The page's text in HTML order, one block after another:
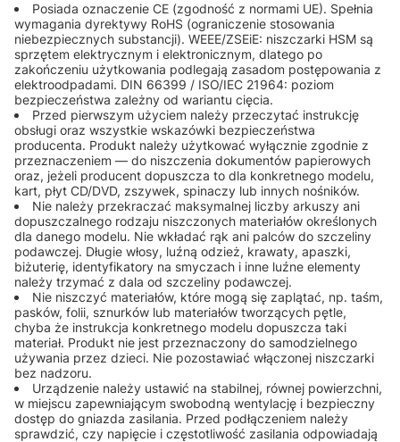
Posiada oznaczenie CE (zgodność z normami UE). Spełnia
wymagania dyrektywy RoHS (ograniczenie stosowania
niebezpiecznych substancji). WEEE/ZSEiE: niszczarki HSM są
sprzętem elektrycznym i elektronicznym, dlatego po
zakończeniu użytkowania podlegają zasadom postępowania z
elektroodpadami. DIN 66399 / ISO/IEC 21964: poziom
bezpieczeństwa zależny od wariantu cięcia.
Przed pierwszym użyciem należy przeczytać instrukcję
obsługi oraz wszystkie wskazówki bezpieczeństwa
producenta. Produkt należy użytkować wyłącznie zgodnie z
przeznaczeniem — do niszczenia dokumentów papierowych
oraz, jeżeli producent dopuszcza to dla konkretnego modelu,
kart, płyt CD/DVD, zszywek, spinaczy lub innych nośników.
Nie należy przekraczać maksymalnej liczby arkuszy ani
dopuszczalnego rodzaju niszczonych materiałów określonych
dla danego modelu. Nie wkładać rąk ani palców do szczeliny
podawczej. Długie włosy, luźną odzież, krawaty, apaszki,
biżuterię, identyfikatory na smyczach i inne luźne elementy
należy trzymać z dala od szczeliny podawczej.
Nie niszczyć materiałów, które mogą się zaplątać, np. taśm,
pasków, folii, sznurków lub materiałów tworzących pętle,
chyba że instrukcja konkretnego modelu dopuszcza taki
materiał. Produkt nie jest przeznaczony do samodzielnego
używania przez dzieci. Nie pozostawiać włączonej niszczarki
bez nadzoru.
Urządzenie należy ustawić na stabilnej, równej powierzchni,
w miejscu zapewniającym swobodną wentylację i bezpieczny
dostęp do gniazda zasilania. Przed podłączeniem należy
sprawdzić, czy napięcie i częstotliwość zasilania odpowiadają